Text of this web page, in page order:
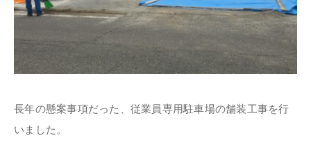
長年の懸案事項だった、従業員専用駐車場の舗装工事を行
いました。